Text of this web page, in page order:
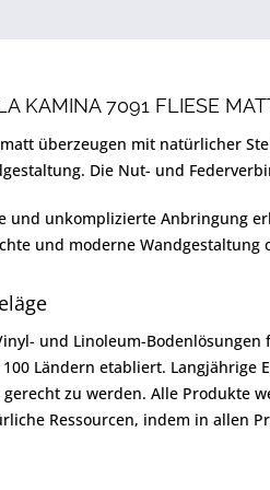
KAMINA 7091 FLIESE
überzeugen mit natürlicher
Die Nut- und
und unkomplizierte Anbringung
und moderne Wandgestaltung
und Linoleum-
Ländern etabliert.
zu werden. Alle
Ressourcen, indem in